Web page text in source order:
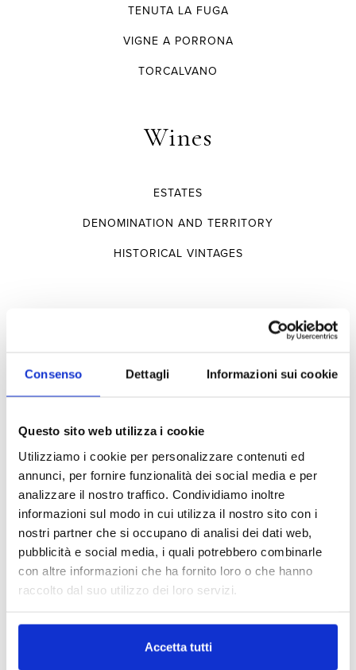
Consenso Dettagli Informazioni sui cookie
Questo sito web utilizza i cookie
Utilizziamo i cookie per personalizzare contenuti ed
annunci, per fornire funzionalità dei social media e per
analizzare il nostro traffico. Condividiamo inoltre
informazioni sul modo in cui utilizza il nostro sito con i
nostri partner che si occupano di analisi dei dati web,
pubblicità e social media, i quali potrebbero combinarle
con altre informazioni che ha fornito loro o che hanno
raccolto dal suo utilizzo dei loro servizi.
Accetta tutti
TENUTA LA FUGA
VIGNE A PORRONA
TORCALVANO
Wines
ESTATES
DENOMINATION AND TERRITORY
HISTORICAL VINTAGES
SELECTIONS
TYPOLOGY
Experiences
VISITS AND TASTINGS
HOSPITALITY
Distribution